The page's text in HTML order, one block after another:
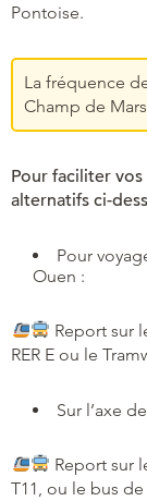
Pontoise.
La fréquence
Champ de
Pour faciliter
alternatifs ci-
Pour
Ouen :
Report sur
RER E ou le
Sur l’axe
Report sur
T11, ou le bus de